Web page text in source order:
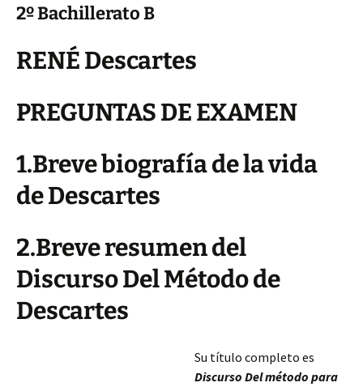
2º Bachillerato B
RENÉ Descartes
PREGUNTAS DE EXAMEN
1.Breve biografía de la vida
de Descartes
2.Breve resumen del
Discurso Del Método de
Descartes
Su título completo es
Discurso Del método para